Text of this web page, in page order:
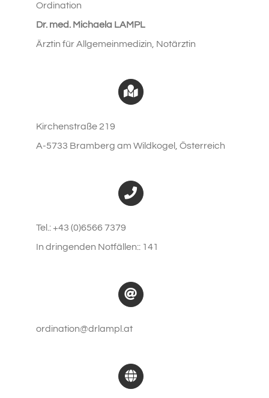
Ordination
Dr. med. Michaela LAMPL
Ärztin für Allgemeinmedizin, Notärztin
Kirchenstraße 219
A-5733 Bramberg am Wildkogel, Österreich
Tel.: +43 (0)6566 7379
In dringenden Notfällen:: 141
ordination@drlampl.at